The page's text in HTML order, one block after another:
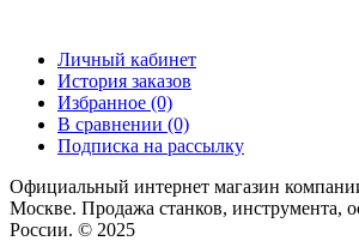
Личный кабинет
История заказов
Избранное (0)
В сравнении (0)
Подписка на рассылку
Официальный интернет магазин
Москве. Продажа станков, инструмента,
России. © 2025